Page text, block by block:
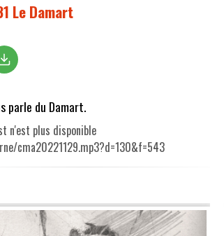
Le Damart
parle du Damart.
n'est plus disponible
cma20221129.mp3?d=130&f=543